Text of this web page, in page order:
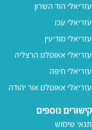
עזריאלי הוד השרון
עזריאלי עכו
עזריאלי מודיעין
עזריאלי אאוטלט הרצליה
עזריאלי חיפה
עזריאלי אאוטלט אור יהודה
קישורים נוספים
תנאי שימוש